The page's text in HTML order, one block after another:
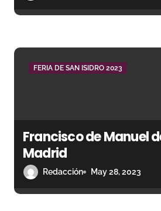
FERIA DE SAN ISIDRO 2023
Francisco de Manuel
Madrid
Redacción May 28, 2023